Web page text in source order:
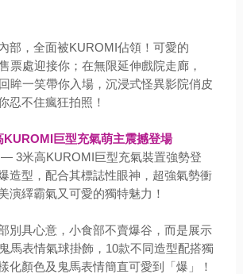
部，全面被KUROMI佔領！可愛的
票處迎接你；在無限延伸戲院走廊，
眸一笑帶你入場，沉浸式怪異影院俏皮
忍不住瘋狂拍照！
KUROMI巨型充氣萌主震撼登場
3米高KUROMI巨型充氣裝置強勢登
造型，配合其標誌性眼神，超強氣勢衝
演繹霸氣又可愛的獨特魅力！
別具心意，小食部不賣爆谷，而是展示
馬表情氣球掛飾，10款不同造型配搭獨
化顏色及鬼馬表情簡直可愛到「爆」！